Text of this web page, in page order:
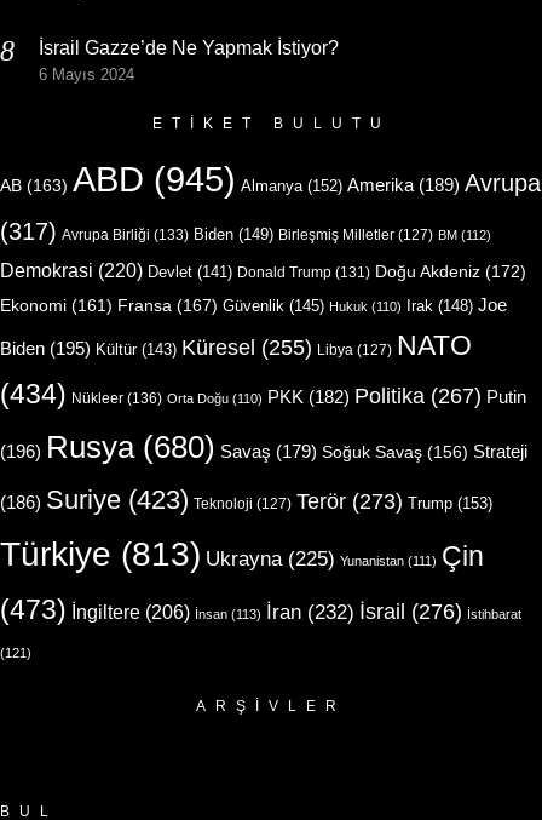
İsrail Gazze’de Ne Yapmak İstiyor?
6 Mayıs 2024
ETIKET BULUTU
AB (163) ABD (945) Almanya (152) Amerika (189) Avrupa
(317) Avrupa Birliği (133) Biden (149) Birleşmiş Milletler (127) BM (112)
Demokrasi (220) Devlet (141) Donald Trump (131) Doğu Akdeniz (172)
Ekonomi (161) Fransa (167) Güvenlik (145) Hukuk (110) Irak (148) Joe
Biden (195) Kültür(143) Küresel (255) Libya (127) NATO
(434) Nükleer (136) Orta Doğu (110) PKK (182) Politika (267) Putin
(196) Rusya(680) Savaş (179) Soğuk Savaş (156) Strateji
(186) Suriye (423) Teknoloji (127) Terör (273) Trump (153)
Türkiye (813) Ukrayna (225) Yunanistan (111) Çin
(473) İngiltere (206) İnsan (113) İran (232) İsrail (276) İstihbarat
(121)
ARŞIVLER
BUL